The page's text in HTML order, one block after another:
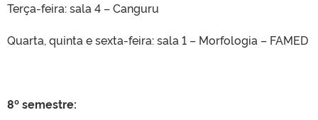
Terça-feira: sala 4 – Canguru
Quarta, quinta e sexta-feira: sala 1 – Morfologia – FAMED
8º semestre: